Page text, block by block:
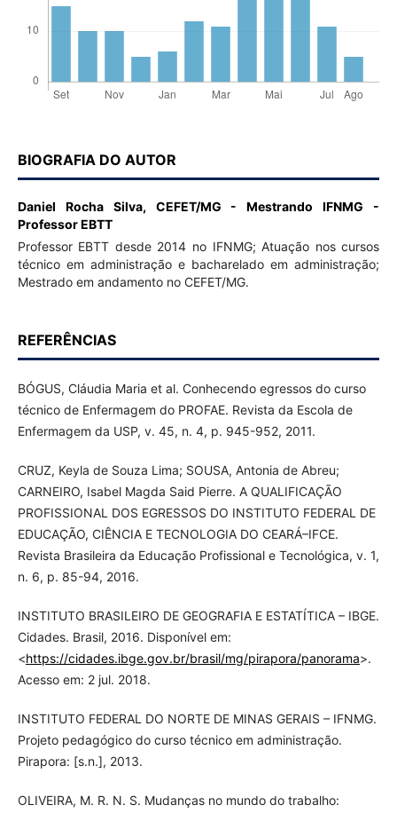
BIOGRAFIA DO AUTOR
Daniel Rocha Silva, CEFET/MG - Mestrando IFNMG -
Professor EBTT
Professor EBTT desde 2014 no IFNMG; Atuação nos cursos
técnico em administração e bacharelado em administração;
Mestrado em andamento no CEFET/MG.
REFERÊNCIAS
BÓGUS, Cláudia Maria et al. Conhecendo egressos do curso
técnico de Enfermagem do PROFAE. Revista da Escola de
Enfermagem da USP, v. 45, n. 4, p. 945-952, 2011.
CRUZ, Keyla de Souza Lima; SOUSA, Antonia de Abreu;
CARNEIRO, Isabel Magda Said Pierre. A QUALIFICAÇÃO
PROFISSIONAL DOS EGRESSOS DO INSTITUTO FEDERAL DE
EDUCAÇÃO, CIÊNCIA E TECNOLOGIA DO CEARÁ–IFCE.
Revista Brasileira da Educação Profissional e Tecnológica, v. 1,
n. 6, p. 85-94, 2016.
INSTITUTO BRASILEIRO DE GEOGRAFIA E ESTATÍTICA – IBGE.
Cidades. Brasil, 2016. Disponível em:
<https://cidades.ibge.gov.br/brasil/mg/pirapora/panorama>.
Acesso em: 2 jul. 2018.
INSTITUTO FEDERAL DO NORTE DE MINAS GERAIS – IFNMG.
Projeto pedagógico do curso técnico em administração.
Pirapora: [s.n.], 2013.
OLIVEIRA, M. R. N. S. Mudanças no mundo do trabalho: